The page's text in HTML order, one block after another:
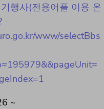
행사(전용어플 이용 온
www/selectBbs
~